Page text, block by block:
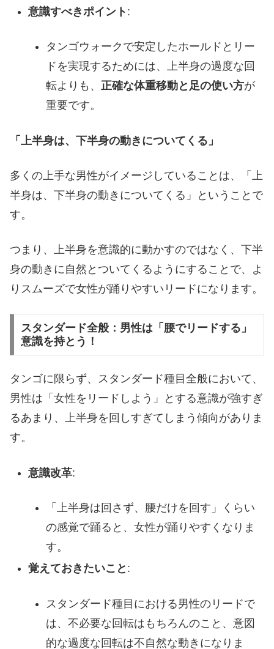
意識すべきポイント :
タンゴウォークで安定したホールドとリー
ドを実現するためには、上半身の過度な回
転よりも、正確な体重移動と足の使い方が
重要です。
「上半身は、下半身の動きについてくる」
多くの上手な男性がイメージしていることは、「上
半身は、下半身の動きについてくる」ということで
す。
つまり、上半身を意識的に動かすのではなく、下半
身の動きに自然とついてくるようにすることで、よ
りスムーズで女性が踊りやすいリードになります。
スタンダード全般：男性は「腰でリードする」
意識を持とう！
タンゴに限らず、スタンダード種目全般において、
男性は「女性をリードしよう」とする意識が強すぎ
るあまり、上半身を回しすぎてしまう傾向がありま
す。
意識改革:
「上半身は回さず、腰だけを回す」くらい
の感覚で踊ると、女性が踊りやすくなりま
す。
覚えておきたいこと :
スタンダード種目における男性のリードで
は、不必要な回転はもちろんのこと、意図
的な過度な回転は不自然な動きになりま